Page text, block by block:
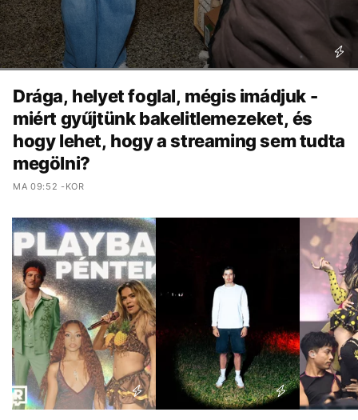
Drága, helyet foglal, mégis imádjuk -
miért gyűjtünk bakelitlemezeket, és
hogy lehet, hogy a streaming sem tudta
megölni?
MA 09:52 -KOR